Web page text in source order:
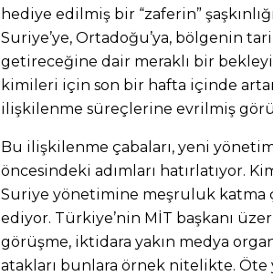
hediye edilmiş bir “zaferin”
Suriye’ye, Ortadoğu’ya, bölgenin
getireceğine dair meraklı bir
kimileri için son bir hafta içinde
ilişkilenme süreçlerine evrilmiş
Bu ilişkilenme çabaları, yeni
öncesindeki adımları hatırlatıyor.
Suriye yönetimine meşruluk katma
ediyor. Türkiye’nin MİT başkanı
görüşme, iktidara yakın medya
atakları bunlara örnek nitelikte. Öte